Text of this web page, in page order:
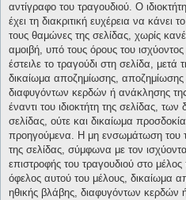
αντίγραφο του τραγουδιού. Ο
έχει τη διακριτική ευχέρεια να κάνει
τους θαμώνες της σελίδας, χωρίς
αμοιβή, υπό τους όρους του
έστειλε το τραγούδι στη σελίδα, μετά
δικαίωμα αποζημίωσης,
διαφυγόντων κερδών ή ανάκλησης
έναντι του ιδιοκτήτη της σελίδας,
σελίδας, ούτε και δικαίωμα
προηγούμενα. Η μη ενσωμάτωση του
της σελίδας, σύμφωνα με τον
επιστροφής του τραγουδιού στο
όφελος αυτού του μέλους, δικαίωμα
ηθικής βλάβης, διαφυγόντων κερδών